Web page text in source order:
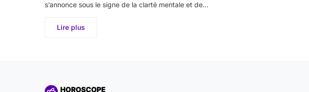
s’annonce sous le signe de la clarté mentale et de…
Lire plus